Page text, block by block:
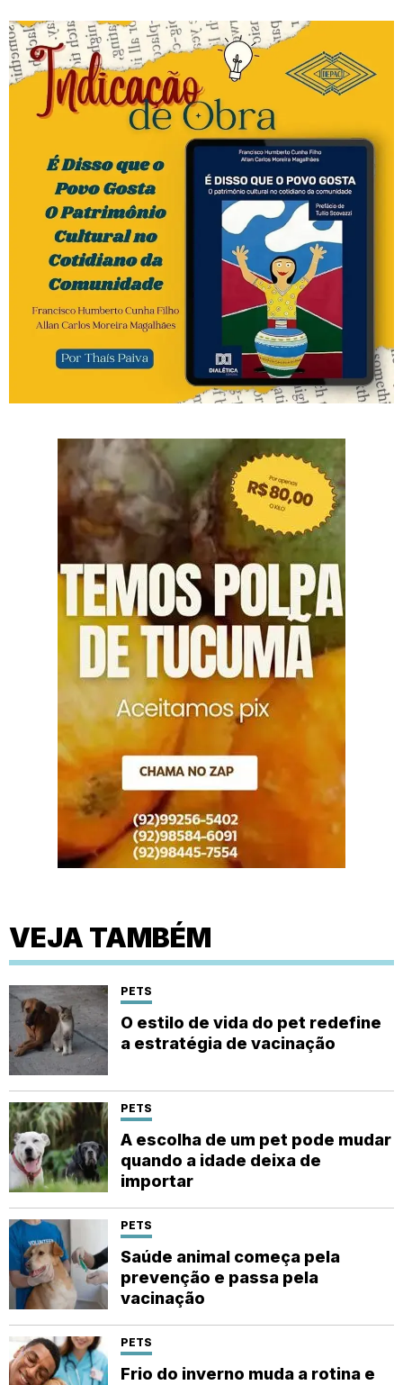
VEJA TAMBÉM
PETS
O estilo de vida do pet redefine
a estratégia de vacinação
PETS
A escolha de um pet pode mudar
quando a idade deixa de
importar
PETS
Saúde animal começa pela
prevenção e passa pela
vacinação
PETS
Frio do inverno muda a rotina e